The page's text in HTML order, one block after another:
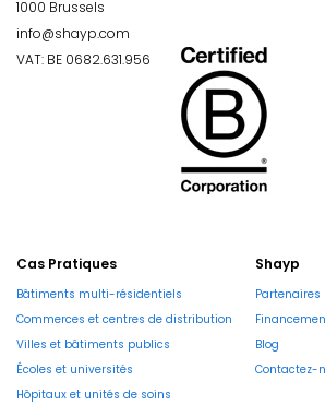
1000 Brussels
info@shayp.com
VAT: BE 0682.631.956
Cas Pratiques
Bâtiments multi-résidentiels
Commerces et centres de distribution
Villes et bâtiments publics
Écoles et universités
Hôpitaux et unités de soins
Shayp
Partenaires
Blog
Contactez-